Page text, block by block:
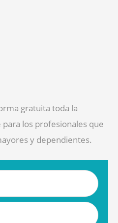
gratuita toda la
los profesionales que
y dependientes.